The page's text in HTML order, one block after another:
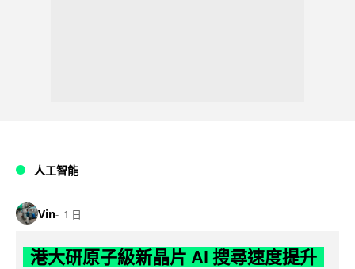
人工智能
Vin 1 日
港大研原子級新晶片 AI 搜尋速度提升